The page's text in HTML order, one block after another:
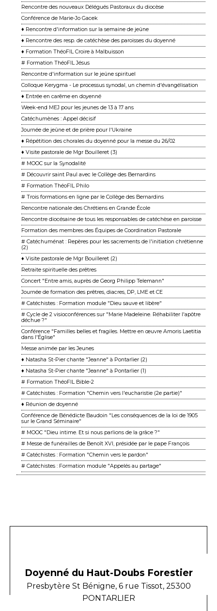
Rencontre des nouveaux Délégués Pastoraux du diocèse
Conférence de Marie-Jo Gacek
♦ Rencontre d'information sur la semaine de jeûne
♦ Rencontre des resp. de catéchèse des paroisses du doyenné
♦ Formation ThéoFIL Croire à Malbuisson
# Formation ThéoFIL Jésus
Rencontre d'information sur le jeûne spirituel
Colloque Kerygma - Le processus synodal, un chemin d'évangélisation
♦ Entrée en carême en doyenné
Week-end MEJ pour les jeunes de 13 à 17 ans
Catéchumènes : Appel décisif
Journée de jeûne et de prière pour l'Ukraine
♦ Répétition des chorales du doyenné pour la messe du 26/02
♦ Visite pastorale de Mgr Bouilleret (3)
# MOOC sur la Synodalité
# Découvrir saint Paul avec le Collège des Bernardins
# Formation ThéoFIL Philo
# Trois formations en ligne par le Collège des Bernardins
Rencontre nationale des Chrétiens en Grande École
Rencontre diocésaine de tous les responsables de catéchèse en paroisse
Formation des membres des Équipes de Coordination Pastorale
# Catéchuménat : Repères pour les sacrements de l'initiation chrétienne
(2)
♦ Visite pastorale de Mgr Bouilleret (2)
Retraite spirituelle des prêtres
Concert "Entre amis, auprès de Georg Philipp Telemann"
Journée de formation des prêtres, diacres, DP, LME et CE
# Catéchistes : Formation module "Dieu sauve et libère"
# Cycle de 2 visioconférences sur "Marie Madeleine. Réhabiliter l'apôtre
déchue ?"
Conférence "Familles belles et fragiles. Mettre en œuvre Amoris Laetitia
dans l'Église"
Messe animée par les Jeunes
♦ Natasha St-Pier chante "Jeanne" à Pontarlier (2)
♦ Natasha St-Pier chante "Jeanne" à Pontarlier (1)
# Formation ThéoFIL Bible-2
# Catéchistes : Formation "Chemin vers l'eucharistie (2e partie)"
♦ Réunion de doyenné
Conférence de Bénédicte Baudoin "Les conséquences de la loi de 1905
sur le Grand Séminaire"
# MOOC "Dieu intime. Et si nous parlions de la grâce ?"
# Messe de funérailles de Benoît XVI, présidée par le pape François
# Catéchistes : Formation "Chemin vers le pardon"
# Catéchistes : Formation module "Appelés au partage"
Doyenné du Haut-Doubs Forestier
Presbytère St Bénigne, 6 rue Tissot, 25300
PONTARLIER